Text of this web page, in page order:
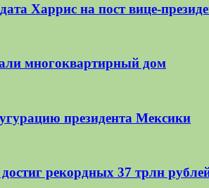
Харрис на пост вице-
многоквартирный дом
президента Мексики
рекордных 37 трлн